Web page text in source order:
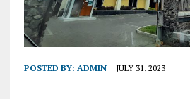
POSTED BY: ADMIN JULY 31, 2023